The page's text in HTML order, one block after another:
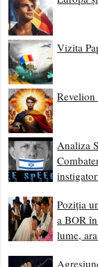
Vizita
Analiza
Poziția
a BOR
lume,